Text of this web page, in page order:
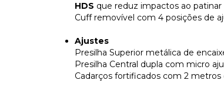
HDS que reduz impactos ao
Cuff removível com 4 posições de
Ajustes
Presilha Superior metálica de
Presilha Central dupla com micro
Cadarços fortificados com 2